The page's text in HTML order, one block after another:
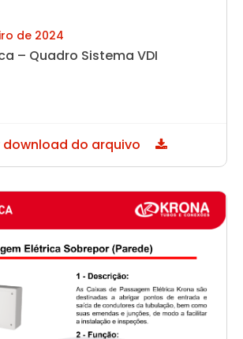
de 2024
– Quadro Sistema VDI
download do arquivo